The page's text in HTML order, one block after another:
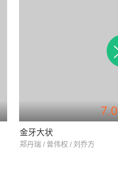
7.0
金牙大状
郑丹瑞 / 曾伟权 / 刘乔方